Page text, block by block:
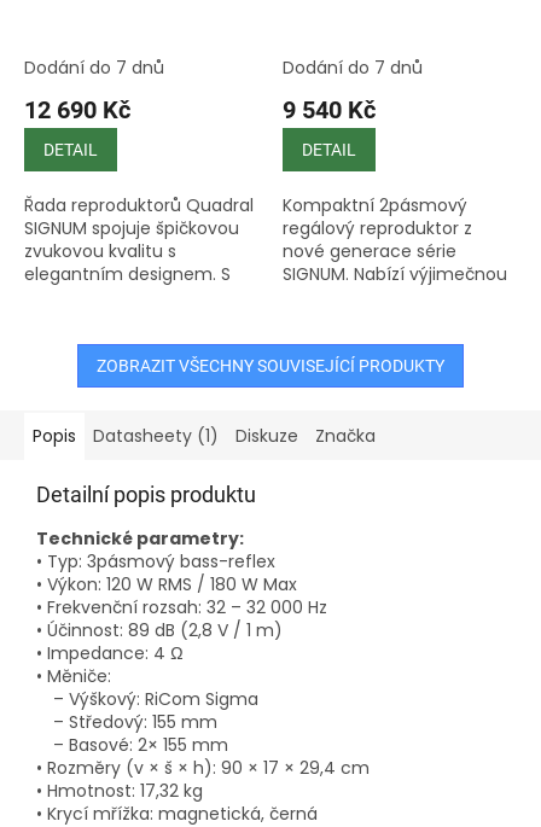
Dodání do 7 dnů
12 690 Kč
DETAIL
Řada reproduktorů Quadral
SIGNUM spojuje špičkovou
zvukovou kvalitu s
elegantním designem. S
povrstvených membrán
dosahují tyto...
Dodání do 7 dnů
9 540 Kč
DETAIL
Kompaktní 2pásmový
regálový reproduktor z
nové generace série
SIGNUM. Nabízí výjimečnou
reproduktoru RiCom Sigma
a středobasovému...
ZOBRAZIT VŠECHNY SOUVISEJÍCÍ PRODUKTY
Popis Datasheety (1) Diskuze Značka
Detailní popis produktu
Technické parametry:
• Typ: 3pásmový bass-reflex
• Výkon: 120 W RMS / 180 W Max
• Frekvenční rozsah: 32 – 32 000 Hz
• Účinnost: 89 dB (2,8 V / 1 m)
• Impedance: 4 Ω
• Měniče:
– Výškový: RiCom Sigma
– Středový: 155 mm
– Basové: 2× 155 mm
• Rozměry (v × š × h): 90 × 17 × 29,4 cm
• Hmotnost: 17,32 kg
• Krycí mřížka: magnetická, černá